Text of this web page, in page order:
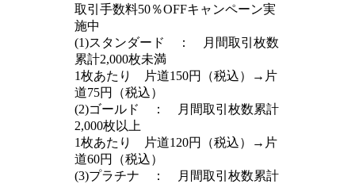
取引手数料50％OFFキャンペーン実
施中
(1)スタンダード ： 月間取引枚数
累計2,000枚未満
1枚あたり 片道150円（税込）→片
道75円（税込）
(2)ゴールド ： 月間取引枚数累計
2,000枚以上
1枚あたり 片道120円（税込）→片
道60円（税込）
(3)プラチナ ： 月間取引枚数累計